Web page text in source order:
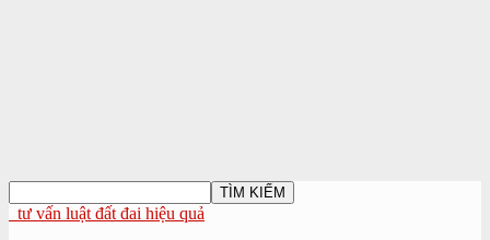
tư vấn luật đất đai hiệu quả